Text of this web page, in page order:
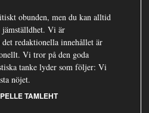
obunden, men du kan alltid
Vi är
det redaktionella innehållet är
Vi tror på den goda
tanke lyder som följer: Vi
nöjet.
PELLE TAMLEHT